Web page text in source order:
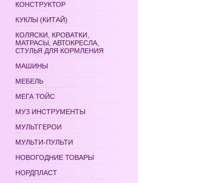
КОНСТРУКТОР
КУКЛЫ (КИТАЙ)
КОЛЯСКИ, КРОВАТКИ,
МАТРАСЫ, АВТОКРЕСЛА,
СТУЛЬЯ ДЛЯ КОРМЛЕНИЯ
МАШИНЫ
МЕБЕЛЬ
МЕГА ТОЙС
МУЗ ИНСТРУМЕНТЫ
МУЛЬТГЕРОИ
МУЛЬТИ-ПУЛЬТИ
НОВОГОДНИЕ ТОВАРЫ
НОРДПЛАСТ